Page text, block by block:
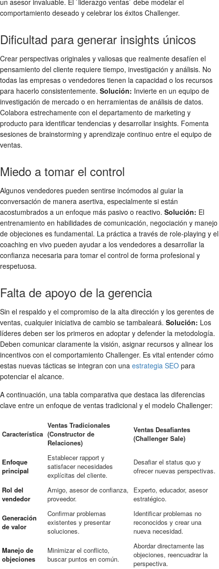
un asesor invaluable. El `liderazgo ventas` debe modelar el
comportamiento deseado y celebrar los éxitos Challenger.
Dificultad para generar insights únicos
Crear perspectivas originales y valiosas que realmente desafíen el
pensamiento del cliente requiere tiempo, investigación y análisis. No
todas las empresas o vendedores tienen la capacidad o los recursos
para hacerlo consistentemente. Solución: Invierte en un equipo de
investigación de mercado o en herramientas de análisis de datos.
Colabora estrechamente con el departamento de marketing y
producto para identificar tendencias y desarrollar insights. Fomenta
sesiones de brainstorming y aprendizaje continuo entre el equipo de
ventas.
Miedo a tomar el control
Algunos vendedores pueden sentirse incómodos al guiar la
conversación de manera asertiva, especialmente si están
acostumbrados a un enfoque más pasivo o reactivo. Solución: El
entrenamiento en habilidades de comunicación, negociación y manejo
de objeciones es fundamental. La práctica a través de role-playing y el
coaching en vivo pueden ayudar a los vendedores a desarrollar la
confianza necesaria para tomar el control de forma profesional y
respetuosa.
Falta de apoyo de la gerencia
Sin el respaldo y el compromiso de la alta dirección y los gerentes de
ventas, cualquier iniciativa de cambio se tambaleará. Solución: Los
líderes deben ser los primeros en adoptar y defender la metodología.
Deben comunicar claramente la visión, asignar recursos y alinear los
incentivos con el comportamiento Challenger. Es vital entender cómo
estas nuevas tácticas se integran con una estrategia SEO para
potenciar el alcance.
A continuación, una tabla comparativa que destaca las diferencias
clave entre un enfoque de ventas tradicional y el modelo Challenger:
Característica
Ventas Tradicionales
(Constructor de
Relaciones)
Ventas Desafiantes
(Challenger Sale)
Enfoque
principal
Establecer rapport y
satisfacer necesidades
explícitas del cliente.
Desafiar el status quo y
ofrecer nuevas perspectivas.
Rol del
vendedor
Amigo, asesor de confianza,
proveedor.
Experto, educador, asesor
estratégico.
Generación
de valor
Confirmar problemas
existentes y presentar
soluciones.
Identificar problemas no
reconocidos y crear una
nueva necesidad.
Manejo de
objeciones
Minimizar el conflicto,
buscar puntos en común.
Abordar directamente las
objeciones, reencuadrar la
perspectiva.